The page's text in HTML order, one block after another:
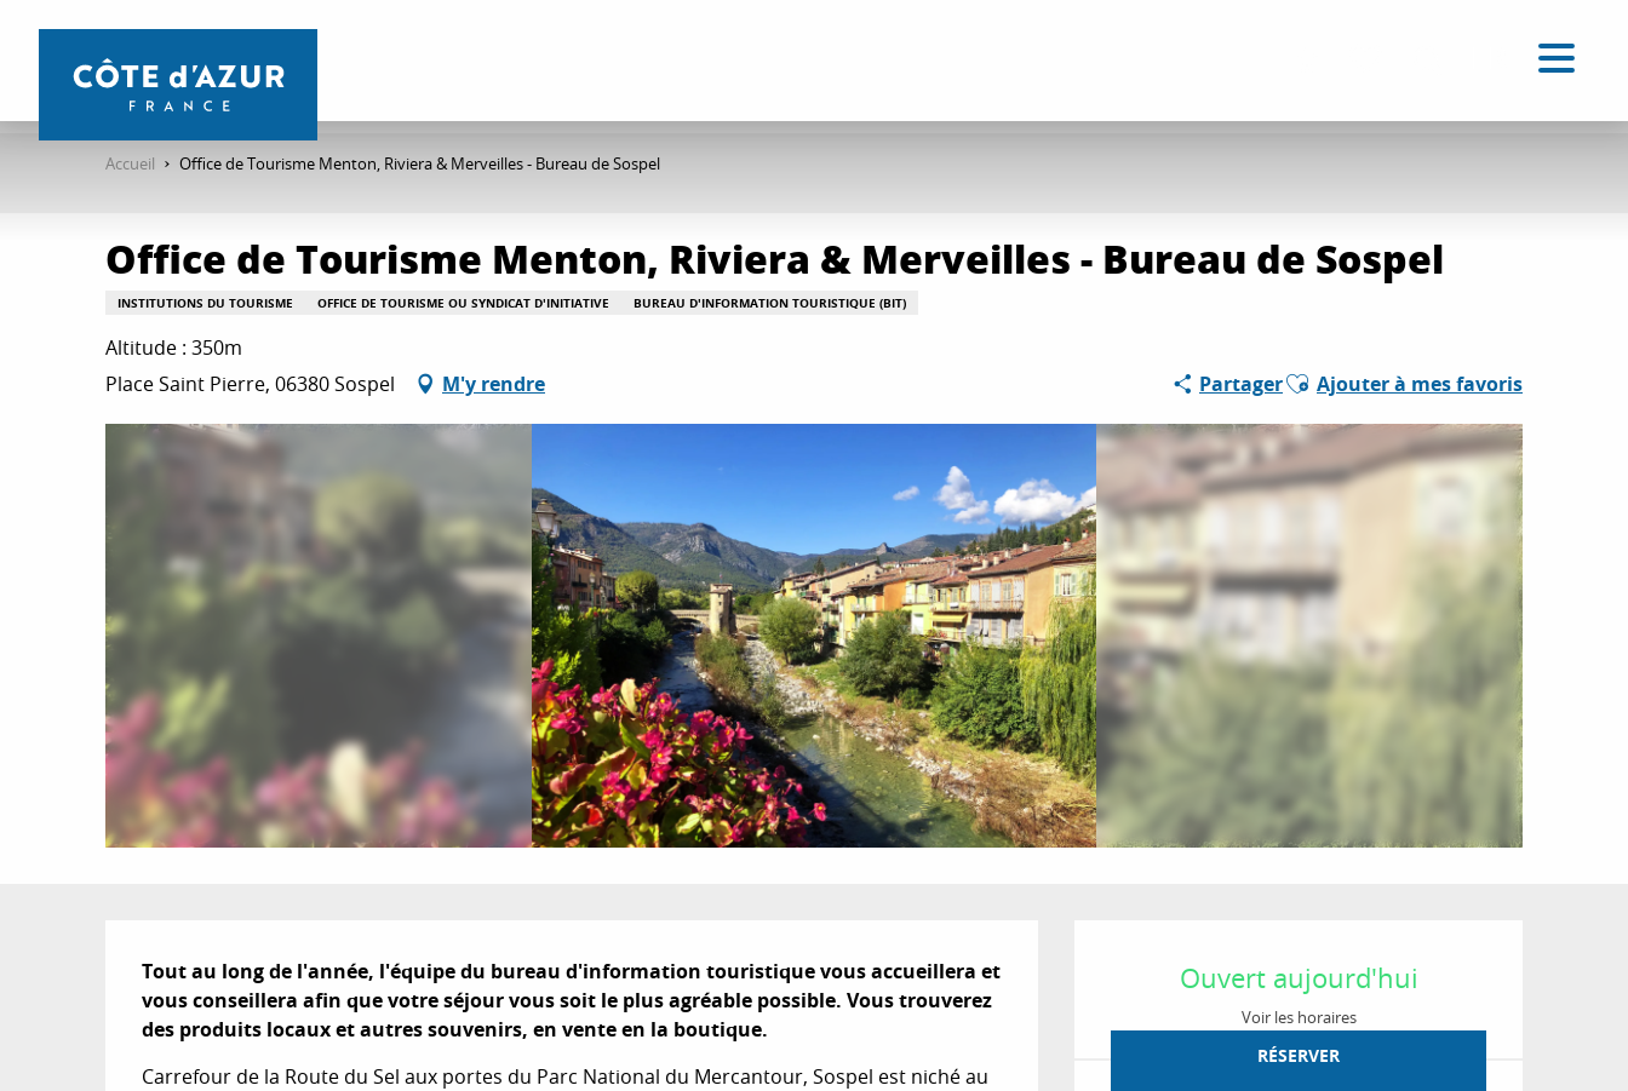
contenu
Accueil Office de Tourisme Menton, Riviera & Merveilles - Bureau de Sospel
Office de Tourisme Menton, Riviera & Merveilles - Bureau de Sospel
INSTITUTIONS DU TOURISME OFFICE DE TOURISME OU SYNDICAT D'INITIATIVE BUREAU D'INFORMATION TOURISTIQUE (BIT)
Altitude : 350m
Place Saint Pierre, 06380 Sospel
M'y rendre PartagerAjouter aux favoris
Ajouter à mes favoris
Ouverture et
Ouvert aujourd'hui
Voir les horaires
RÉSERVER
Description
Tout au long de l'année, l'équipe du bureau d'information touristique vous accueillera et
vous conseillera afin que votre séjour vous soit le plus agréable possible. Vous trouverez
des produits locaux et autres souvenirs, en vente en la boutique.
Carrefour de la Route du Sel aux portes du Parc National du Mercantour, Sospel est niché au